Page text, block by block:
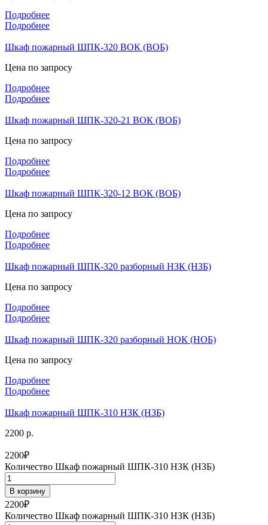
Подробнее
Подробнее
Шкаф пожарный ШПК-320 ВОК (ВОБ)
Цена по запросу
Подробнее
Подробнее
Шкаф пожарный ШПК-320-21 ВОК (ВОБ)
Цена по запросу
Подробнее
Подробнее
Шкаф пожарный ШПК-320-12 ВОК (ВОБ)
Цена по запросу
Подробнее
Подробнее
Шкаф пожарный ШПК-320 разборный НЗК (НЗБ)
Цена по запросу
Подробнее
Подробнее
Шкаф пожарный ШПК-320 разборный НОК (НОБ)
Цена по запросу
Подробнее
Подробнее
Шкаф пожарный ШПК-310 НЗК (НЗБ)
2200 р.
2200₽
Количество Шкаф пожарный ШПК-310 НЗК (НЗБ)
В корзину
2200₽
Количество Шкаф пожарный ШПК-310 НЗК (НЗБ)